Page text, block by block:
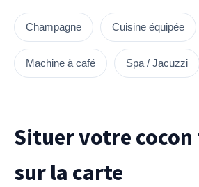
Champagne Cuisine équipée
Machine à café Spa / Jacuzzi
Situer votre
sur la carte